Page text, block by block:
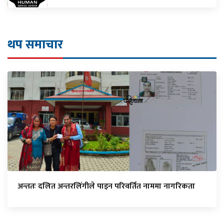
थप समाचार
अन्ततः दलित अन्तरलिंगीले पाइन परिवर्तित नाममा नागरिकता